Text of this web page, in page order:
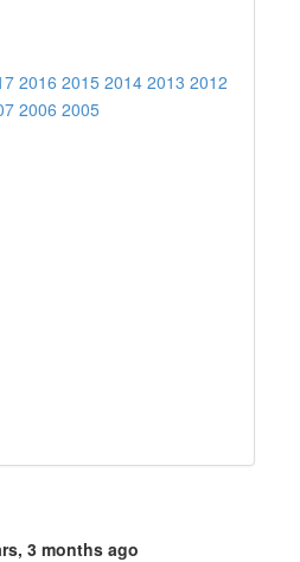
2016 2015 2014 2013 2012
2006 2005
3 months ago